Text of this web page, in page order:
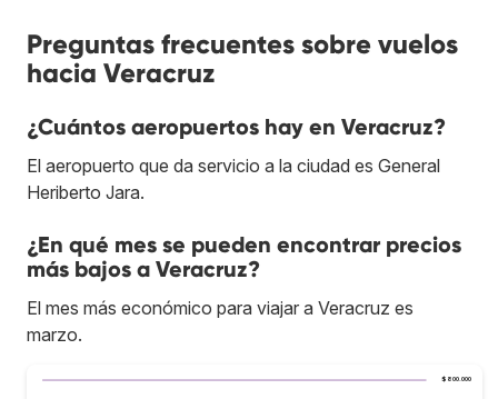
Preguntas frecuentes sobre vuelos
hacia Veracruz
¿Cuántos aeropuertos hay en Veracruz?
El aeropuerto que da servicio a la ciudad es General
Heriberto Jara.
¿En qué mes se pueden encontrar precios
más bajos a Veracruz?
El mes más económico para viajar a Veracruz es
marzo.
$800.000